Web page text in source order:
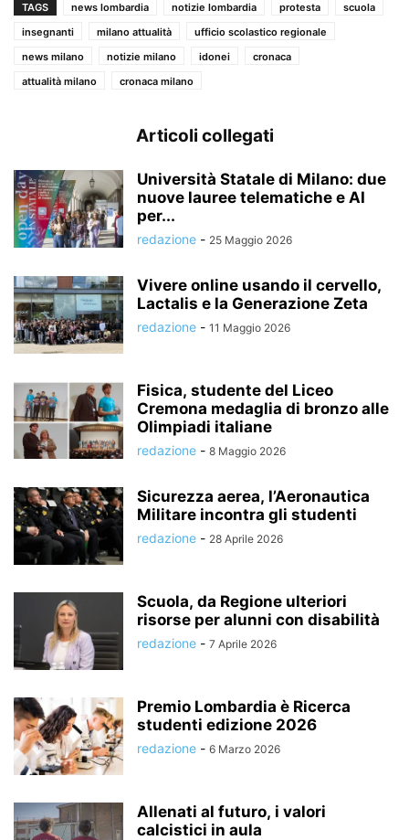
TAGS news lombardia notizie lombardia protesta
scuola
insegnanti
milano attualità
ufficio scolastico regionale
news milano
notizie milano idonei
cronaca
attualità milano
cronaca milano
Articoli collegati
Università Statale di Milano: due
nuove lauree telematiche e AI
per...
redazione - 25 Maggio 2026
Vivere online usando il cervello,
Lactalis e la Generazione Zeta
redazione - 11 Maggio 2026
Fisica, studente del Liceo
Cremona medaglia di bronzo alle
Olimpiadi italiane
redazione - 8 Maggio 2026
Sicurezza aerea, l’Aeronautica
Militare incontra gli studenti
redazione - 28 Aprile 2026
Scuola, da Regione ulteriori
risorse per alunni con disabilità
redazione - 7 Aprile 2026
Premio Lombardia è Ricerca
studenti edizione 2026
redazione - 6 Marzo 2026
Allenati al futuro, i valori
calcistici in aula